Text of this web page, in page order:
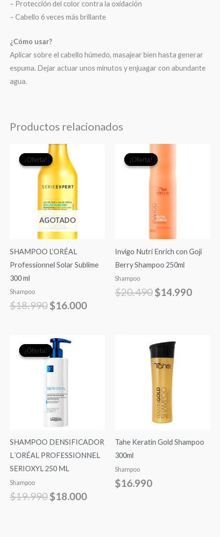
– Protección del color contra la oxidación
– Cabello 6 veces más brillante
¿Cómo usar?
Aplicar sobre el cabello húmedo, masajear bien hasta generar
espuma. Dejar actuar unos minutos y enjuagar con abundante
agua.
Productos relacionados
¡Oferta!
AGOTADO
¡Oferta!
SHAMPOO L’ORÉAL
Professionnel Solar Sublime
300 ml
Shampoo
$18.990
El
precio
original
era:
$18.990.
$16.000
¡Oferta!
¡Oferta!
Invigo Nutri Enrich con Goji
Berry Shampoo 250ml
Shampoo
$20.490
precio
original
era:
$20.490.
$14.990
¡Oferta!
¡Oferta!
SHAMPOO DENSIFICADOR
L´ORÉAL PROFESSIONNEL
SERIOXYL 250 ML
Shampoo
$19.990
El
precio
original
$19.990.
$18.000
Tahe Keratin Gold Shampoo
300ml
Shampoo
$16.990